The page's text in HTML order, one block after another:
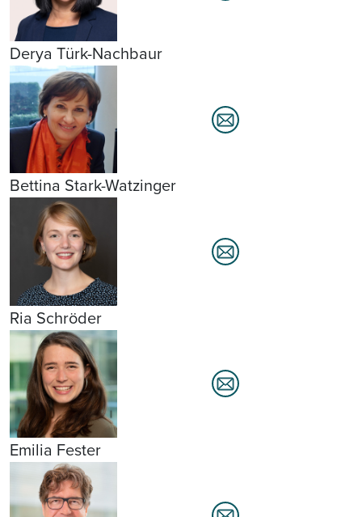
Derya Türk-Nachbaur
Bettina Stark-Watzinger
Ria Schröder
Emilia Fester